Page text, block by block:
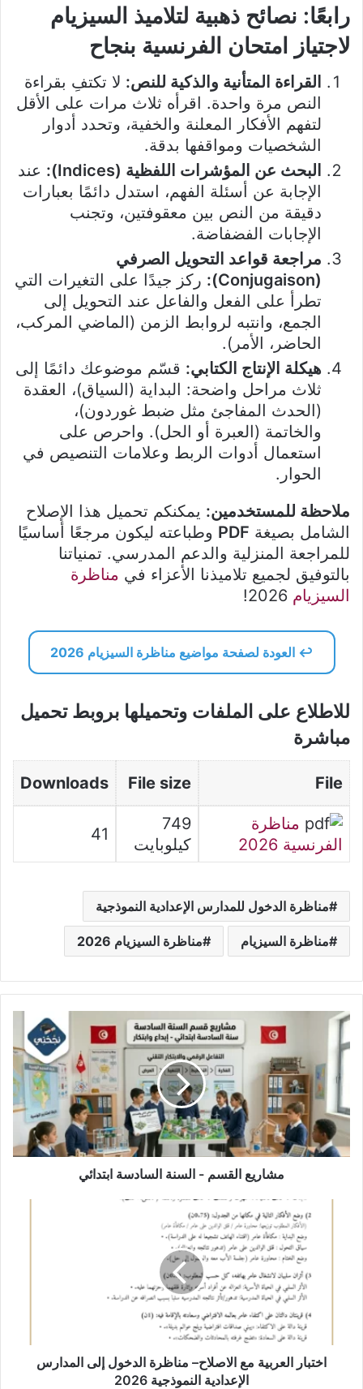
رابعًا: نصائح ذهبية لتلاميذ السيزيام
لاجتياز امتحان الفرنسية بنجاح
القراءة المتأنية والذكية للنص: لا تكتفِ بقراءة
النص مرة واحدة. اقرأه ثلاث مرات على الأقل
لتفهم الأفكار المعلنة والخفية، وتحدد أدوار
الشخصيات ومواقفها بدقة.
البحث عن المؤشرات اللفظية (Indices):
عند
الإجابة عن أسئلة الفهم، استدل دائمًا بعبارات
دقيقة من النص بين معقوفتين، وتجنب
الإجابات الفضفاضة.
مراجعة قواعد التحويل الصرفي
(Conjugaison):
ركز جيدًا على التغيرات التي
تطرأ على الفعل والفاعل عند التحويل إلى
الجمع، وانتبه لروابط الزمن (الماضي المركب،
الحاضر، الأمر).
هيكلة الإنتاج الكتابي: قسّم موضوعك دائمًا إلى
ثلاث مراحل واضحة: البداية (السياق)، العقدة
(الحدث المفاجئ مثل ضبط غوردون)،
والخاتمة (العبرة أو الحل). واحرص على
استعمال أدوات الربط وعلامات التنصيص في
الحوار.
ملاحظة للمستخدمين: يمكنكم تحميل هذا الإصلاح
الشامل بصيغة PDF وطباعته ليكون مرجعًا أساسيًا
للمراجعة المنزلية والدعم المدرسي. تمنياتنا
بالتوفيق لجميع تلاميذنا الأعزاء في مناظرة
السيزيام
!
↩️ العودة لصفحة مواضيع مناظرة السيزيام 2026
للاطلاع على الملفات وتحميلها بروبط تحميل
مباشرة
File
File size
Downloads
مناظرة
الفرنسية 2026
749
كيلوبايت
41
مناظرة الدخول للمدارس الإعدادية النموذجية
مناظرة السيزيام مناظرة السيزيام 2026
مشاريع
-
السادسة
ابتدائي
مشاريع القسم - السنة السادسة ابتدائي
الإعدادية
النموذجيةاختبار العربية مع الاصلاح– مناظرة الدخول إلى المدارس
الإعدادية النموذجية 2026